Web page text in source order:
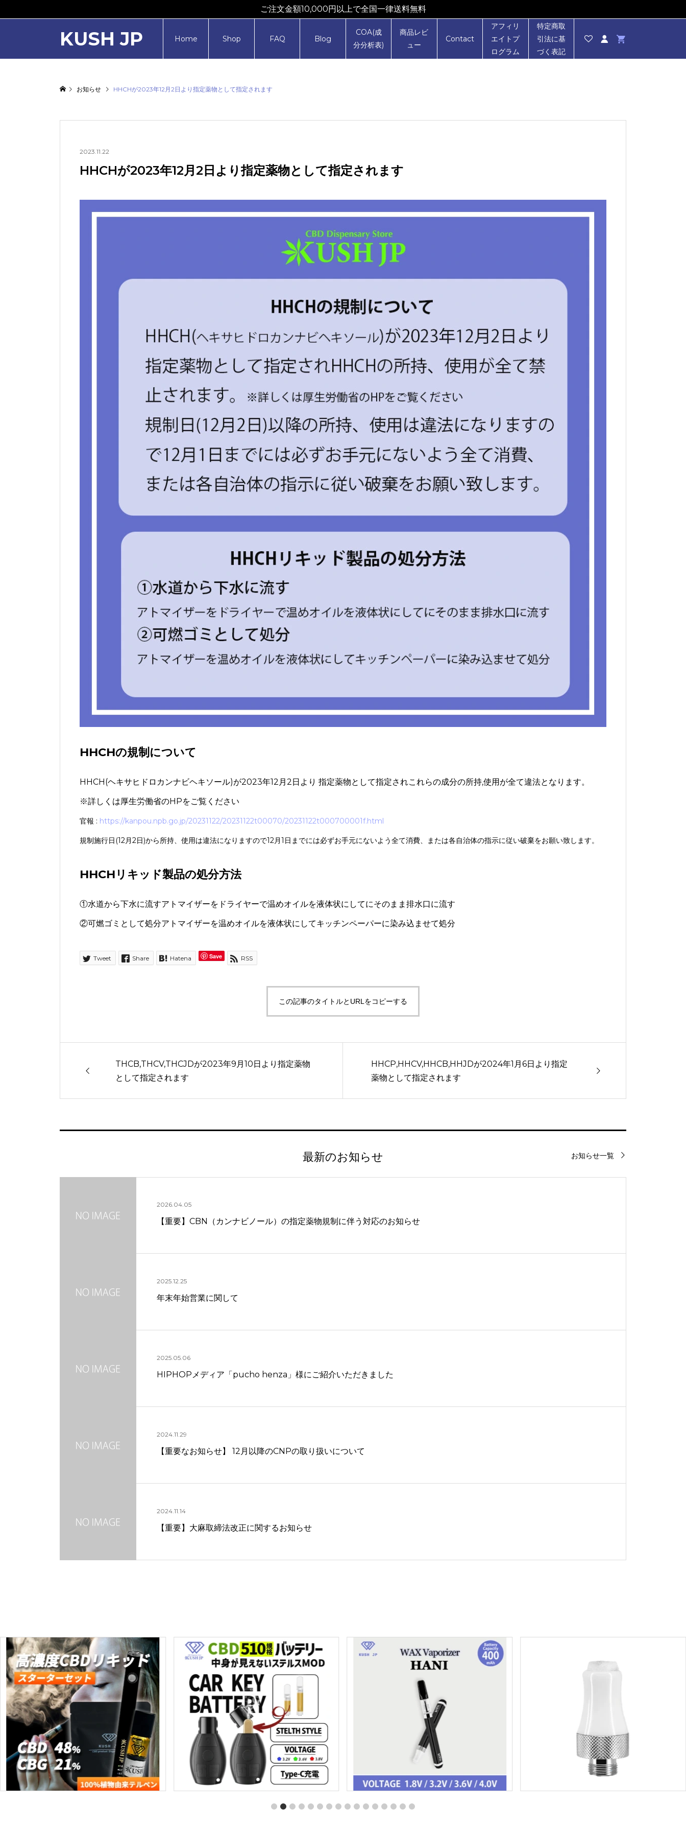
ご注文金額10,000円以上で全国一律送料無料
KUSH JP Home Shop FAQ Blog
COA(成
分分析表)
商品レビ
ュー
Contact
アフィリ
エイトプ
ログラム
特定商取
引法に基
づく表記
お知らせ HHCHが2023年12月2日より指定薬物として指定されます
2023.11.22
HHCHが2023年12月2日より指定薬物として指定されます
HHCHの規制について
HHCH(ヘキサヒドロカンナビヘキソール)が2023年12月2日より 指定薬物として指定されこれらの成分の所持,使用が全て違法となります。
※詳しくは厚生労働省のHPをご覧ください
官報 : https://kanpou.npb.go.jp/20231122/20231122t00070/20231122t000700001f.html
規制施行日(12月2日)から所持、使用は違法になりますので12月1日までには必ずお手元にないよう全て消費、または各自治体の指示に従い破棄をお願い致します。
HHCHリキッド製品の処分方法
①水道から下水に流すアトマイザーをドライヤーで温めオイルを液体状にしてにそのまま排水口に流す
②可燃ゴミとして処分アトマイザーを温めオイルを液体状にしてキッチンペーパーに染み込ませて処分
Tweet Share Hatena Save RSS
この記事のタイトルとURLをコピーする
THCB,THCV,THCJDが2023年9月10日より指定薬物
として指定されます
HHCP,HHCV,HHCB,HHJDが2024年1月6日より指定
薬物として指定されます
最新のお知らせ お知らせ一覧
2026.04.05
【重要】CBN（カンナビノール）の指定薬物規制に伴う対応のお知らせ
2025.12.25
年末年始営業に関して
2025.05.06
HIPHOPメディア「pucho henza」様にご紹介いただきました
2024.11.29
【重要なお知らせ】 12月以降のCNPの取り扱いについて
2024.11.14
【重要】大麻取締法改正に関するお知らせ